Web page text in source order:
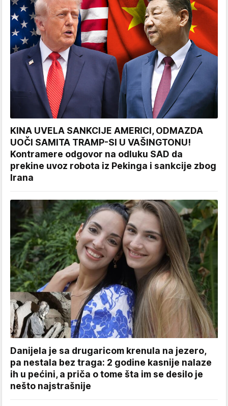
KINA UVELA SANKCIJE AMERICI, ODMAZDA
UOČI SAMITA TRAMP-SI U VAŠINGTONU!
Kontramere odgovor na odluku SAD da
prekine uvoz robota iz Pekinga i sankcije zbog
Irana
Danijela je sa drugaricom krenula na jezero,
pa nestala bez traga: 2 godine kasnije nalaze
ih u pećini, a priča o tome šta im se desilo je
nešto najstrašnije